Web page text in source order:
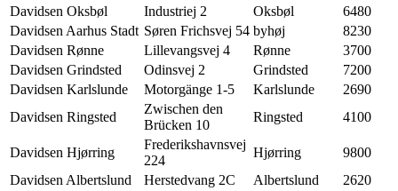
Davidsen Oksbøl
Industriej 2 Oksbøl
6480
Davidsen Aarhus Stadt Søren Frichsvej 54 byhøj
8230
Davidsen Rønne
Lillevangsvej 4 Rønne
3700
Davidsen Grindsted
Odinsvej 2 Grindsted
7200
Davidsen Karlslunde
Motorgänge 1-5 Karlslunde
2690
Davidsen Ringsted
Zwischen den
Brücken 10
Ringsted 4100
Davidsen Hjørring
Frederikshavnsvej
224
Hjørring
9800
Davidsen Albertslund
Herstedvang 2C Albertslund
2620